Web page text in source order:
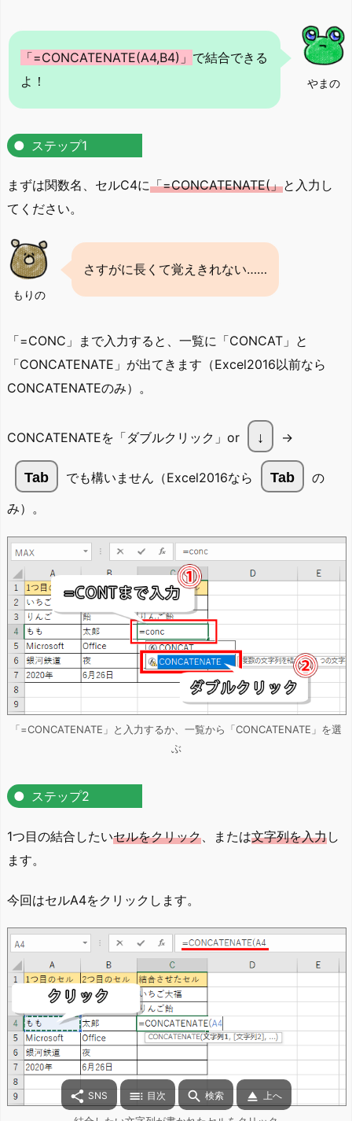
やまの
「=CONCATENATE(A4,B4)」 で結合できる
よ！
ステップ1
まずは関数名、セルC4に「=CONCATENATE(」と入力し
てください。
もりの
さすがに長くて覚えきれない……
「=CONC」まで入力すると、一覧に「CONCAT」と
「CONCATENATE」が出てきます（Excel2016以前なら
CONCATENATEのみ）。
CONCATENATEを「ダブルクリック」or ↓ →
Tab でも構いません（Excel2016なら Tab
の
み）。
「=CONCATENATE」と入力するか、一覧から「CONCATENATE」を選
ぶ
ステップ2
1つ目の結合したいセルをクリック 、または文字列を入力し
ます。
今回はセルA4をクリックします。
 SNS  目次  検索  上へ